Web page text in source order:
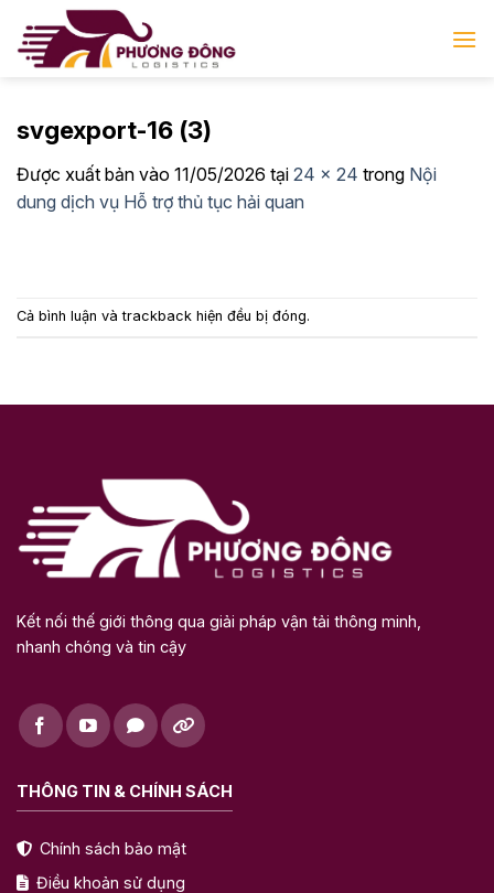
qua
svgexport-16 (3)
Được xuất bản vào 11/05/2026 tại 24 × 24 trong Nội
dung dịch vụ Hỗ trợ thủ tục hải quan
Cả bình luận và trackback hiện đều bị đóng.
Kết nối thế giới thông qua giải pháp vận tải thông minh,
nhanh chóng và tin cậy
THÔNG TIN & CHÍNH SÁCH
Chính sách bảo mật
Điều khoản sử dụng